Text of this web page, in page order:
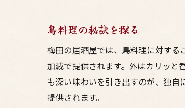
鳥料理の秘訣を探る
梅田の居酒屋では、鳥料理に対する
加減で提供されます。外はカリッと
も深い味わいを引き出すのが、独
提供されます。